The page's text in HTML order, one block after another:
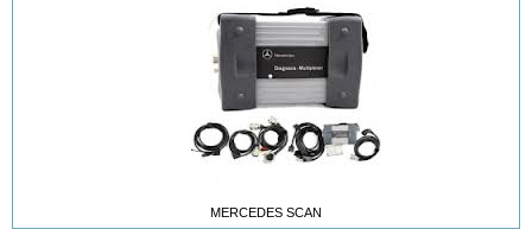
MERCEDES SCAN